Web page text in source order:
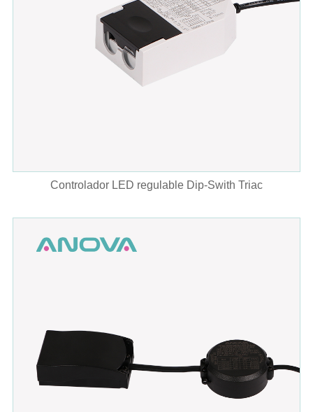
Controlador LED regulable Dip-Swith Triac